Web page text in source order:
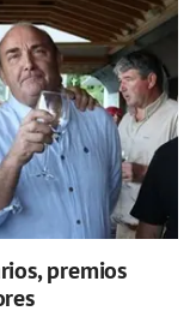
premios